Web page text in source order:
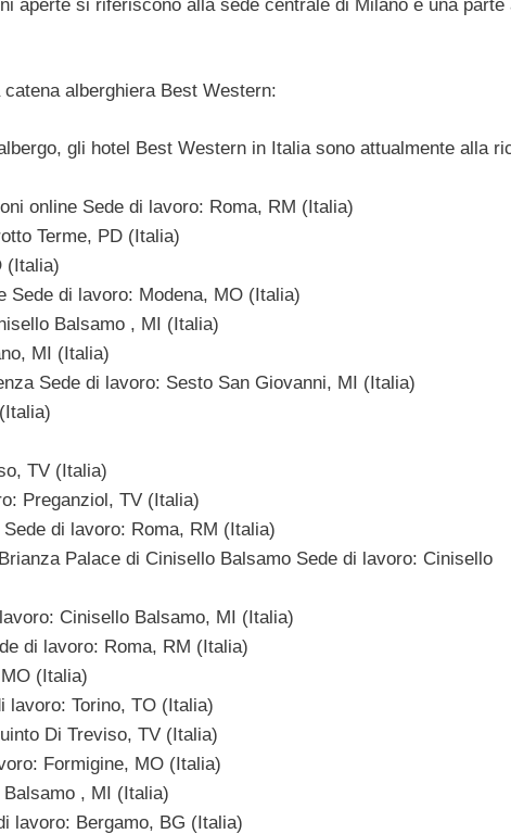
aperte si riferiscono alla sede centrale di Milano e una parte
alberghiera Best Western:
gli hotel Best Western in Italia sono attualmente alla
online Sede di lavoro: Roma, RM (Italia)
Terme, PD (Italia)
(Italia)
Sede di lavoro: Modena, MO (Italia)
Balsamo , MI (Italia)
MI (Italia)
Sede di lavoro: Sesto San Giovanni, MI (Italia)
TV (Italia)
Preganziol, TV (Italia)
di lavoro: Roma, RM (Italia)
Palace di Cinisello Balsamo Sede di lavoro: Cinisello
Cinisello Balsamo, MI (Italia)
di lavoro: Roma, RM (Italia)
(Italia)
lavoro: Torino, TO (Italia)
Di Treviso, TV (Italia)
Formigine, MO (Italia)
, MI (Italia)
lavoro: Bergamo, BG (Italia)